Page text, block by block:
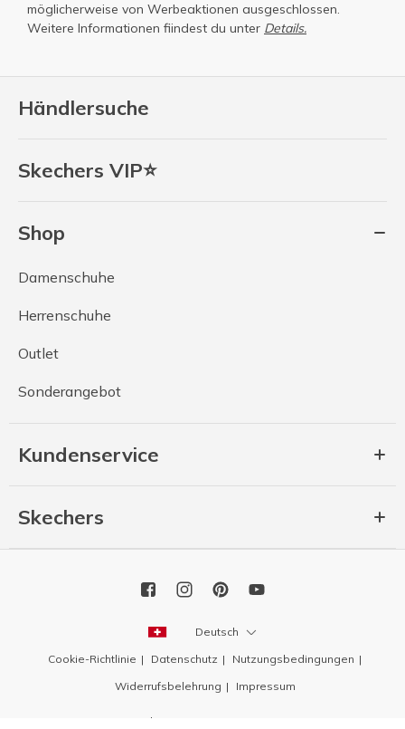
Händlersuche
Skechers VIP⭐
Shop
Damenschuhe
Herrenschuhe
Outlet
Sonderangebot
Kundenservice
Skechers
möglicherweise von Werbeaktionen ausgeschlossen.
Weitere Informationen fiindest du unter Details.
Deutsch
Cookie-Richtlinie Datenschutz
Nutzungsbedingungen
Widerrufsbelehrung
Impressum
Copyright 2026 SKECHERS USA, Inc.